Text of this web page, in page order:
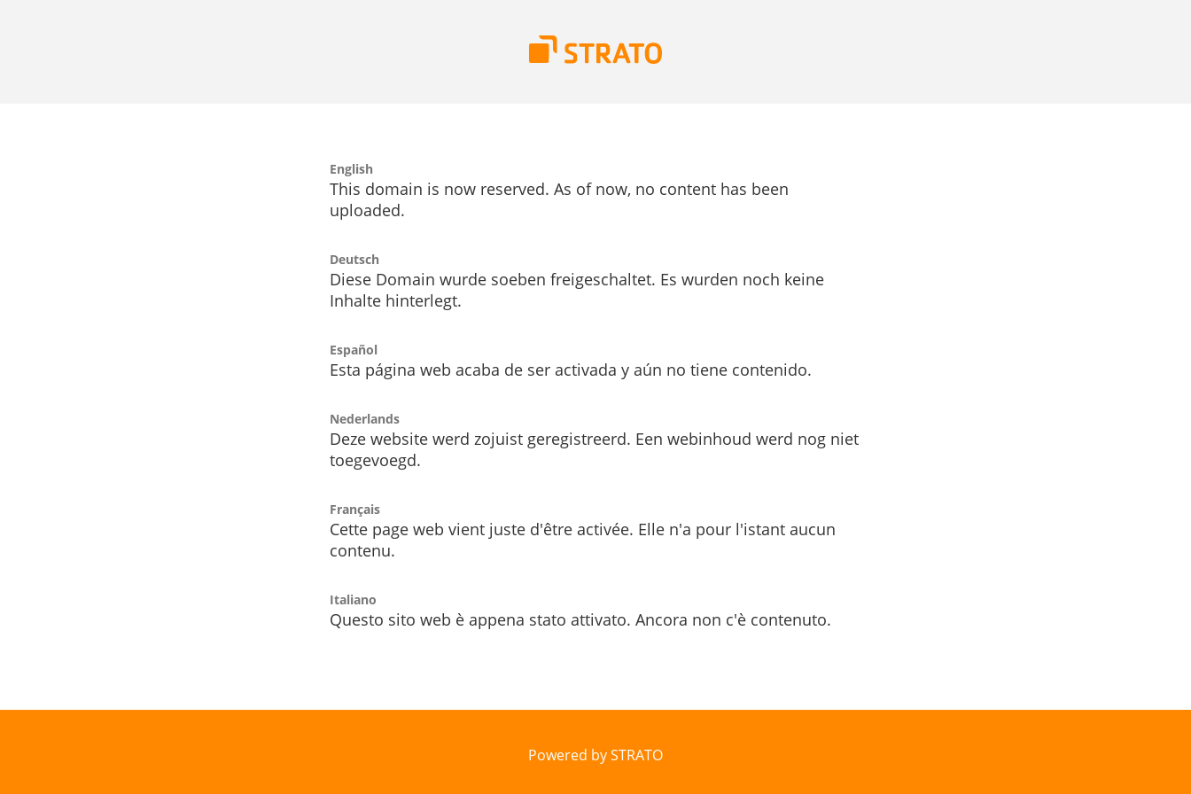
English
This domain is now reserved. As of now, no content has been
uploaded.
Deutsch
Diese Domain wurde soeben freigeschaltet. Es wurden noch keine
Inhalte hinterlegt.
Español
Esta página web acaba de ser activada y aún no tiene contenido.
Nederlands
Deze website werd zojuist geregistreerd. Een webinhoud werd nog niet
toegevoegd.
Français
Cette page web vient juste d'être activée. Elle n'a pour l'istant aucun
contenu.
Italiano
Questo sito web è appena stato attivato. Ancora non c'è contenuto.
Powered by STRATO